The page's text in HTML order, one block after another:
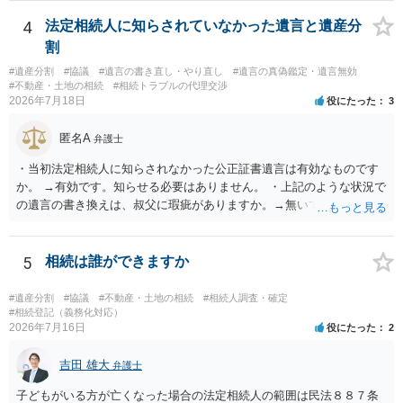
能と思われます。時間が思った以上にないので必要書類をてきぱきと
揃える必要があります。その点是非御注意ください。
4
法定相続人に知らされていなかった遺言と遺産分
割
#遺産分割 #協議 #遺言の書き直し・やり直し
#遺言の真偽鑑定・遺言無効
#不動産・土地の相続
#相続トラブルの代理交渉
2026年7月18日 役にたった 3
匿名A 弁護士
・当初法定相続人に知らされなかった公正証書遺言は有効なものです
か。 →有効です。知らせる必要はありません。 ・上記のような状況で
の遺言の書き換えは、叔父に瑕疵がありますか。→無いです。 ・分割
ますか。 →本人が自由に決められますので、どこが妥当とは言えない
です。客観的な基準もありません。 ・できれば穏やかに、分割を拒否
することはできますか。 →分割を拒否するということは、遺産はいら
ないということでしょうか。遺言で、受取を指定されててもいらない
と拒否することはできます。理由を説明する必要はありません。
5 相続は誰ができますか
#遺産分割 #協議 #不動産・土地の相続
#相続人調査・確定
#相続登記（義務化対応）
2026年7月16日 役にたった 2
吉田 雄大 弁護士
子どもがいる方が亡くなった場合の法定相続人の範囲は民法８８７条